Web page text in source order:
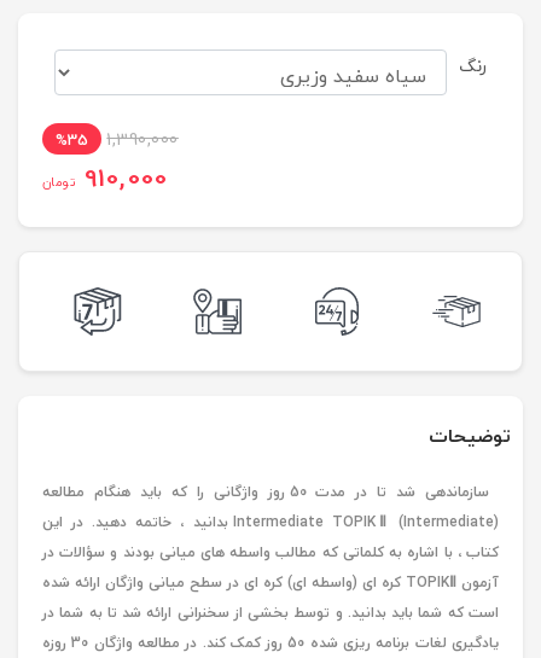
رنگ
1,390,000
%35
910,000 تومان
توضیحات
سازماندهی شد تا در مدت 50 روز واژگانی را که باید هنگام مطالعه
Intermediate TOPIKⅡ (Intermediate) بدانید ، خاتمه دهید. در این
کتاب ، با اشاره به کلماتی که مطالب واسطه های میانی بودند و سؤالات در
آزمون TOPIKⅡ کره ای (واسطه ای) کره ای در سطح میانی واژگان ارائه شده
است که شما باید بدانید. و توسط بخشی از سخنرانی ارائه شد تا به شما در
یادگیری لغات برنامه ریزی شده 50 روز کمک کند. در مطالعه واژگان 30 روزه